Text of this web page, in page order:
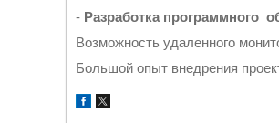
- Разработка программного
Возможность удаленного
Большой опыт внедрения